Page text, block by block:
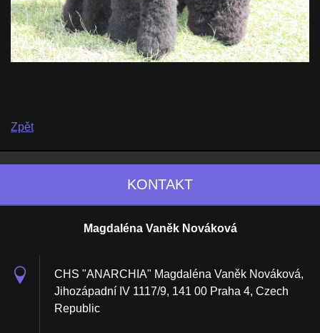
Zpět
KONTAKT
Magdaléna Vaněk Nováková
CHS "ANARCHIA" Magdaléna Vaněk Nováková,
Jihozápadní IV 1117/9, 141 00 Praha 4, Czech
Republic